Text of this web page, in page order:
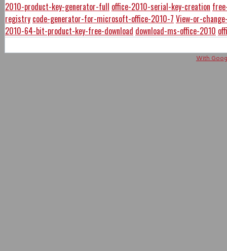
2010-product-key-generator-full office-2010-serial-key-creation
registry code-generator-for-microsoft-office-2010-7 View-or-
2010-64-bit-product-key-free-download download-ms-office-2010
With